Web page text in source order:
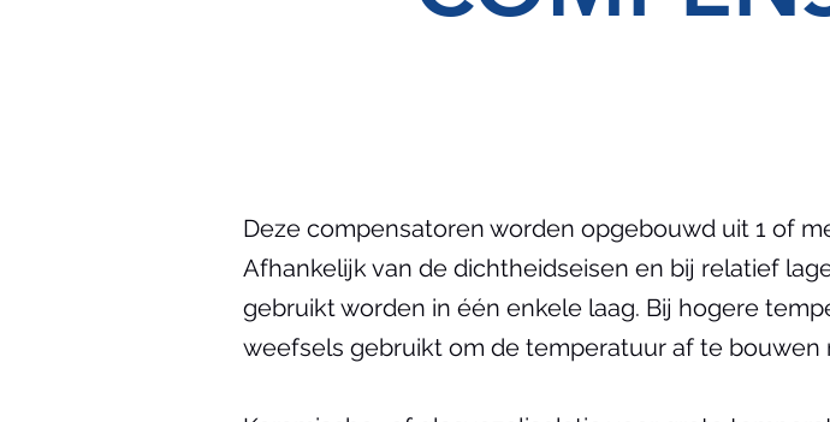
Deze compensatoren worden opgebouwd uit 1 of
Afhankelijk van de dichtheidseisen en bij relatief
gebruikt worden in één enkele laag. Bij hogere
weefsels gebruikt om de temperatuur af te bouwen